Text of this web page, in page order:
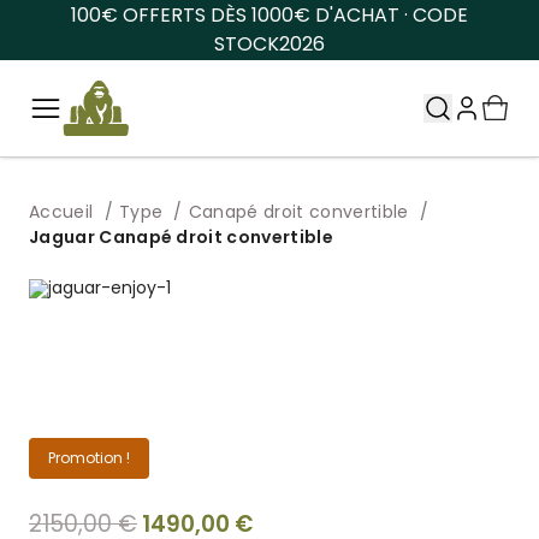
100€ OFFERTS DÈS 1000€ D'ACHAT · CODE
STOCK2026
Accueil Type
Canapé droit convertible
Jaguar Canapé droit convertible
Promotion !
2150,00€Le
1490,00 €Le